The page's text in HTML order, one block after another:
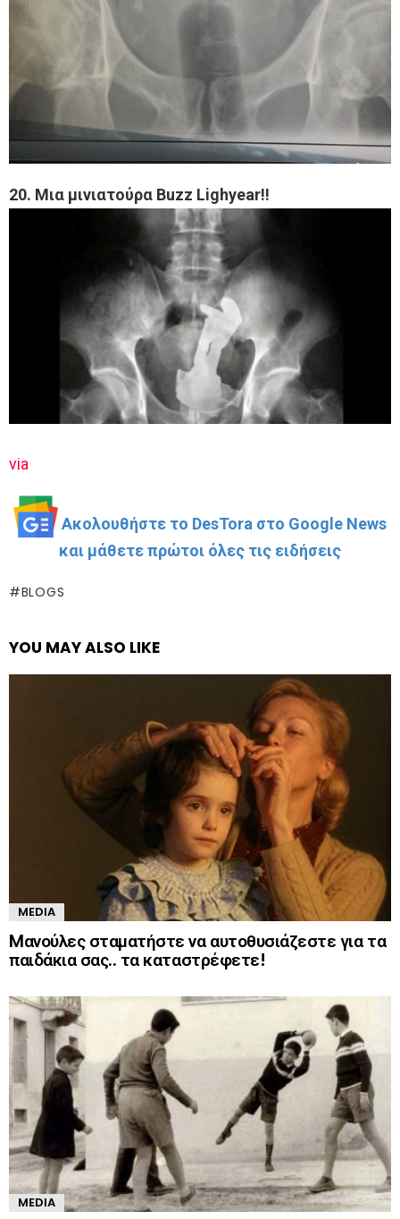
20. Μια μινιατούρα Buzz Lighyear!!
via
Ακολουθήστε το DesTora στο Google News
και μάθετε πρώτοι όλες τις ειδήσεις
BLOGS
YOU MAY ALSO LIKE
MEDIA
Mανούλες σταματήστε να αυτοθυσιάζεστε για τα
παιδάκια σας.. τα καταστρέφετε!
MEDIA